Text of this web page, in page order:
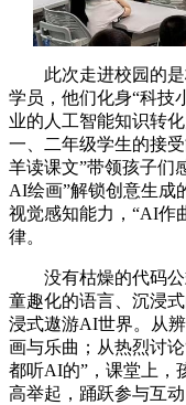
此次走进校园的
学员，他们化身“科技
业的人工智能知识转
一、二年级学生的接
羊读课文”带领孩子们
AI绘画”解锁创意生成
视觉感知能力，“AI作
律。
没有枯燥的代码
童趣化的语言、沉浸
浸式遨游AI世界。从
画与乐曲；从热烈讨
都听AI的”，课堂上，
高举起，踊跃参与互